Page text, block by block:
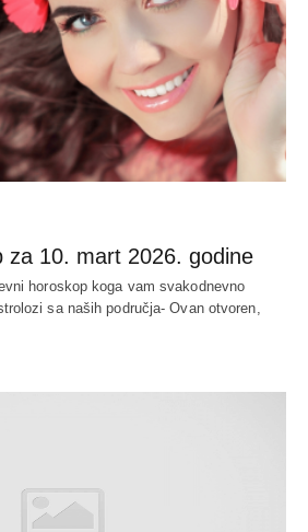
za 10. mart 2026. godine
horoskop koga vam svakodnevno
sa naših područja- Ovan otvoren,